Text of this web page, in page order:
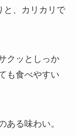
と、カリカリで
クッとしっか
も食べやすい
ある味わい。